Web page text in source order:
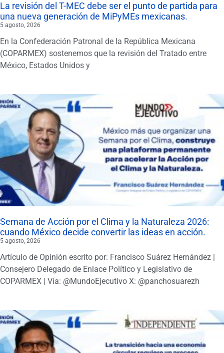
La revisión del T-MEC debe ser el punto de partida para
una nueva generación de MiPyMEs mexicanas.
5 agosto, 2026
En la Confederación Patronal de la República Mexicana
(COPARMEX) sostenemos que la revisión del Tratado entre
México, Estados Unidos y
Semana de Acción por el Clima y la Naturaleza 2026:
cuando México decide convertir las ideas en acción.
5 agosto, 2026
Artículo de Opinión escrito por: Francisco Suárez Hernández |
Consejero Delegado de Enlace Político y Legislativo de
COPARMEX | Vía: @MundoEjecutivo X: @panchosuarezh